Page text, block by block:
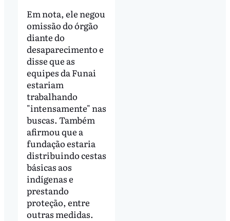
Em nota, ele negou
omissão do órgão
diante do
desaparecimento e
disse que as
equipes da Funai
estariam
trabalhando
"intensamente" nas
buscas. Também
afirmou que a
fundação estaria
distribuindo cestas
básicas aos
indígenas e
prestando
proteção, entre
outras medidas.